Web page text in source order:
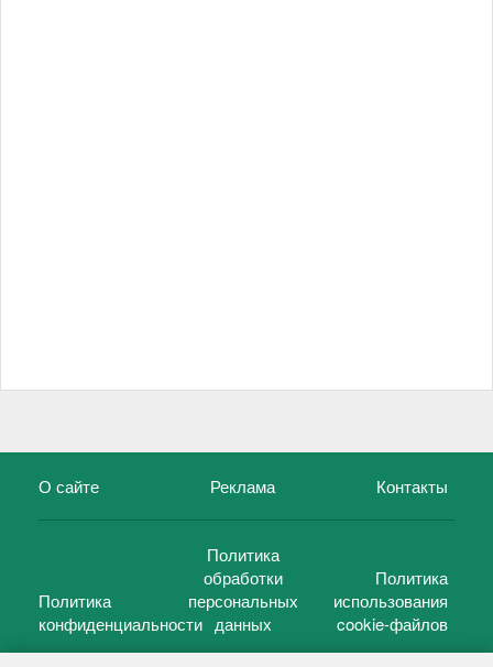
О сайте Реклама Контакты
Политика
конфиденциальности
Политика
обработки
персональных
данных
Политика
использования
cookie-файлов